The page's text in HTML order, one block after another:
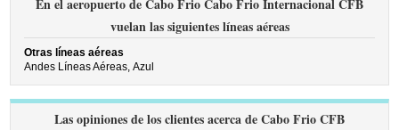
En el aeropuerto de Cabo Frio Cabo Frio Internacional CFB
vuelan las siguientes líneas aéreas
Otras líneas aéreas
Andes Líneas Aéreas,Azul
Las opiniones de los clientes acerca de Cabo Frio CFB